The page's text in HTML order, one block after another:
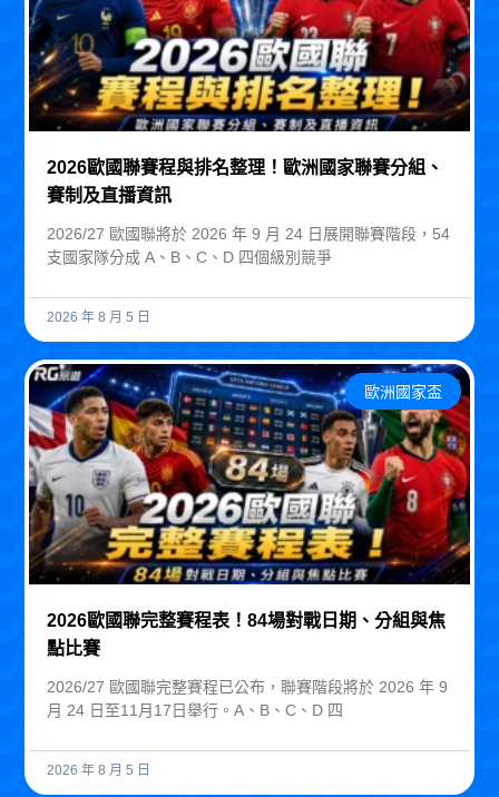
2026歐國聯賽程與排名整理！歐洲國家聯賽分組、
賽制及直播資訊
2026/27 歐國聯將於 2026 年 9 月 24 日展開聯賽階段，54
支國家隊分成 A、B、C、D 四個級別競爭
2026 年 8 月 5 日
歐洲國家盃
2026歐國聯完整賽程表！84場對戰日期、分組與焦
點比賽
2026/27 歐國聯完整賽程已公布，聯賽階段將於 2026 年 9
月 24 日至11月17日舉行。A、B、C、D 四
2026 年 8 月 5 日